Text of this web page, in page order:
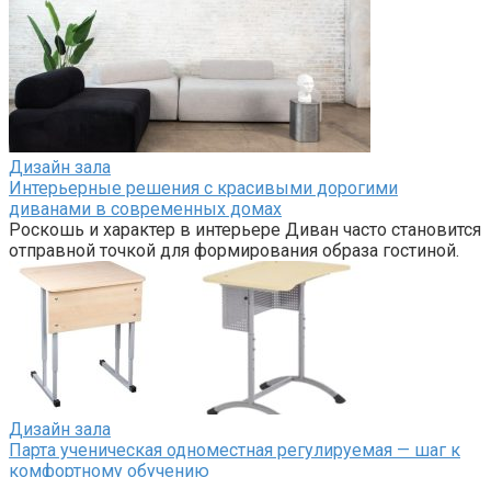
Дизайн зала
Интерьерные решения с красивыми дорогими
диванами в современных домах
Роскошь и характер в интерьере Диван часто становится
отправной точкой для формирования образа гостиной.
Дизайн зала
Парта ученическая одноместная регулируемая — шаг к
комфортному обучению